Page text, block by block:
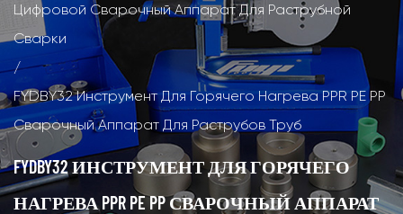
Цифровой Сварочный Аппарат Для Раструбной
Сварки
/
FYDBY32 Инструмент Для Горячего Нагрева PPR PE PP
Сварочный Аппарат Для Раструбов Труб
FYDBY32 ИНСТРУМЕНТ ДЛЯ ГОРЯЧЕГО
НАГРЕВА PPR PE PP СВАРОЧНЫЙ АППАРАТ